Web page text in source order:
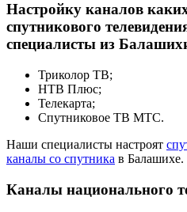
Настройку каналов
спутникового
специалисты из
Триколор ТВ;
НТВ Плюс;
Телекарта;
Спутниковое ТВ МТС.
Наши специалисты настроят
каналы со спутника в Балашихе.
Каналы национального